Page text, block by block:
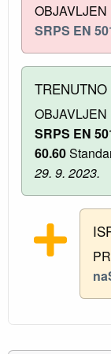
OBJAVLJEN
SRPS EN
TRENUTNO
OBJAVLJEN
SRPS EN
60.60
29. 9. 2023.